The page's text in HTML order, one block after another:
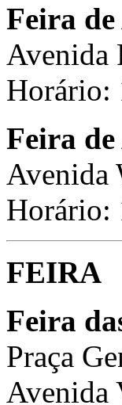
Feira
Avenida
Horário:
Feira
Avenida
Horário:
FEIRA
Feira
Praça
Avenida